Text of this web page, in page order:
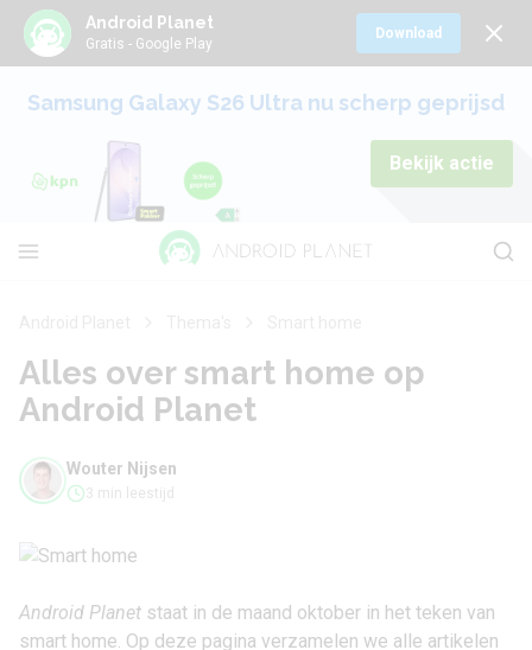
Android Planet
Gratis - Google Play
Download
Samsung Galaxy S26 Ultra nu scherp geprijsd
Bekijk actie
Alles over smart home op
Android Planet
Wouter Nijsen
3 min leestijd
Android Planet staat in de maand oktober in het teken van
smart home. Op deze pagina verzamelen we alle artikelen